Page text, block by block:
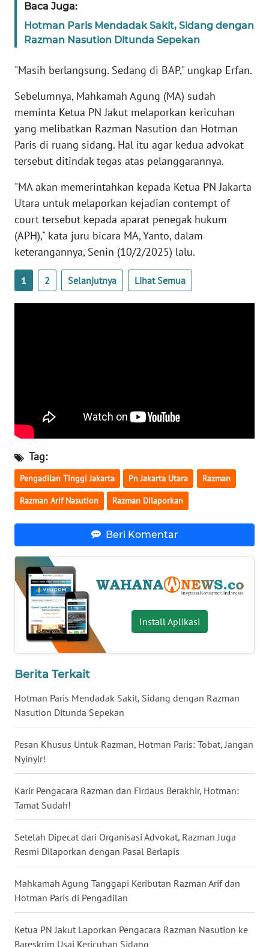
Baca Juga:
Hotman Paris Mendadak Sakit, Sidang dengan
Razman Nasution Ditunda Sepekan
"Masih berlangsung. Sedang di BAP," ungkap Erfan.
Sebelumnya, Mahkamah Agung (MA) sudah
meminta Ketua PN Jakut melaporkan kericuhan
yang melibatkan Razman Nasution dan Hotman
Paris di ruang sidang. Hal itu agar kedua advokat
tersebut ditindak tegas atas pelanggarannya.
"MA akan memerintahkan kepada Ketua PN Jakarta
Utara untuk melaporkan kejadian contempt of
court tersebut kepada aparat penegak hukum
(APH)," kata juru bicara MA, Yanto, dalam
keterangannya, Senin (10/2/2025) lalu.
1 2 Selanjutnya Lihat Semua
Tag:
Pengadilan Tinggi Jakarta Pn Jakarta Utara Razman
Razman Arif Nasution Razman Dilaporkan
Beri Komentar
Install Aplikasi
Berita Terkait
Hotman Paris Mendadak Sakit, Sidang dengan Razman
Nasution Ditunda Sepekan
Pesan Khusus Untuk Razman, Hotman Paris: Tobat, Jangan
Nyinyir!
Karir Pengacara Razman dan Firdaus Berakhir, Hotman:
Tamat Sudah!
Setelah Dipecat dari Organisasi Advokat, Razman Juga
Resmi Dilaporkan dengan Pasal Berlapis
Mahkamah Agung Tanggapi Keributan Razman Arif dan
Hotman Paris di Pengadilan
Ketua PN Jakut Laporkan Pengacara Razman Nasution ke
Bareskrim Usai Kericuhan Sidang
SUMUT
JAKARTA
WN
JABAR
WN
BANTEN
WN
NTT
WN
KEPRI
PAPUA
WN
SERAMBI
WN
JAMBI
NTB
WN
SULTENG
WN
WN
BABEL
WN
SUMSEL
BENGKULU
LAMPUNG
JATENG